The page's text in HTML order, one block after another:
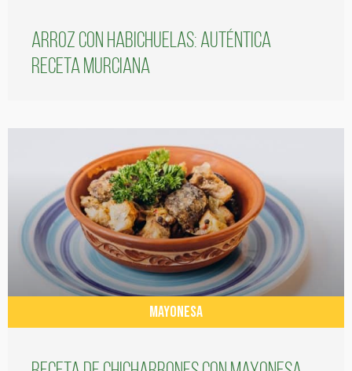
Arroz con habichuelas: auténtica
receta murciana
MAYONESA